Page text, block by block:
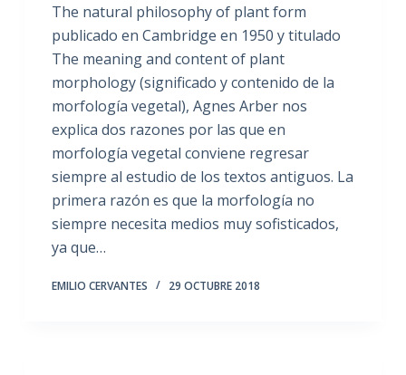
The natural philosophy of plant form
publicado en Cambridge en 1950 y titulado
The meaning and content of plant
morphology (significado y contenido de la
morfología vegetal), Agnes Arber nos
explica dos razones por las que en
morfología vegetal conviene regresar
siempre al estudio de los textos antiguos. La
primera razón es que la morfología no
siempre necesita medios muy sofisticados,
ya que…
EMILIO CERVANTES 29 OCTUBRE 2018